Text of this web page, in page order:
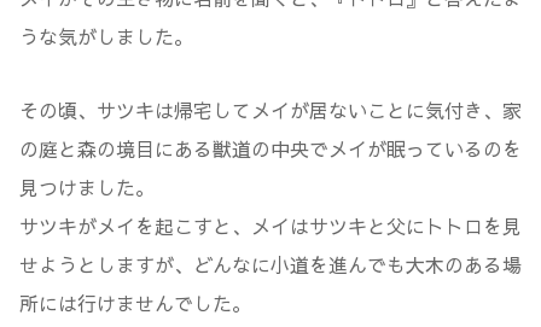
うな気がしました。
その頃、サツキは帰宅してメイが居ないことに気付き、家
の庭と森の境目にある獣道の中央でメイが眠っているのを
見つけました。
サツキがメイを起こすと、メイはサツキと父にトトロを見
せようとしますが、どんなに小道を進んでも大木のある場
所には行けませんでした。